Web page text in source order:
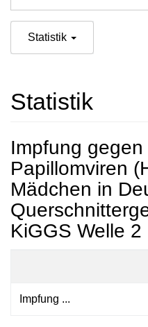
Statistik
Statistik
Impfung
Papillomviren
Mädchen in
KiGGS Welle
Impfung ...